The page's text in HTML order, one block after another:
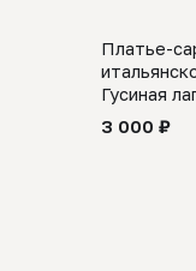
SALE
Платье-
Гусиная
3 000 ₽